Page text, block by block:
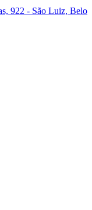
922 - São Luiz, Belo